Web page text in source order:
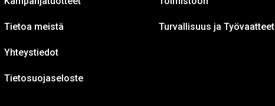
Tietoa meistä
Yhteystiedot
Tietosuojaseloste
Turvallisuus ja Työvaatteet